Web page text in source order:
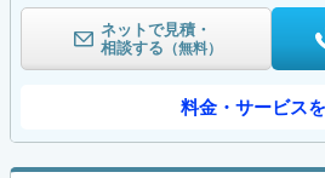
ネットで見積・
相談する （無料）
料金・サービス